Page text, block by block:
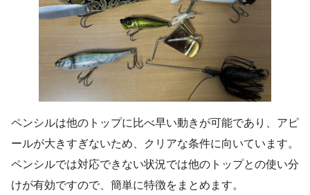
ペンシルは他のトップに比べ早い動きが可能であり、アピ
ールが大きすぎないため、クリアな条件に向いています。
ペンシルでは対応できない状況では他のトップとの使い分
けが有効ですので、簡単に特徴をまとめます。